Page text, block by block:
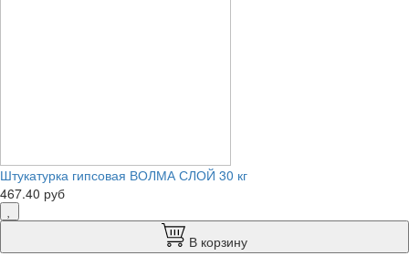
Штукатурка гипсовая ВОЛМА СЛОЙ 30 кг
467.40 руб
В корзину